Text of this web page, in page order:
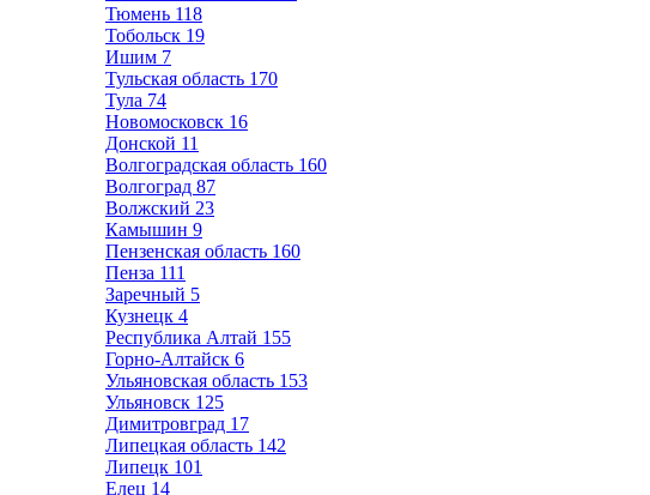
Тюмень 118
Тобольск 19
Ишим 7
Тульская область 170
Тула 74
Новомосковск 16
Донской 11
Волгоградская область 160
Волгоград 87
Волжский 23
Камышин 9
Пензенская область 160
Пенза 111
Заречный 5
Кузнецк 4
Республика Алтай 155
Горно-Алтайск 6
Ульяновская область 153
Ульяновск 125
Димитровград 17
Липецкая область 142
Липецк 101
Елец 14